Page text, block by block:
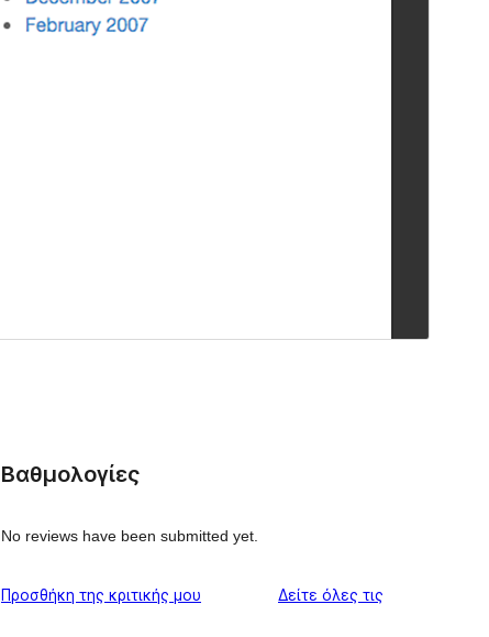
Βαθμολογίες
No reviews have been submitted yet.
Προσθήκη της κριτικής μου Δείτε όλες τις